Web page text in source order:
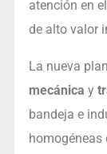
atención en
de alto valor
La nueva
mecánica y
bandeja e
homogéneas